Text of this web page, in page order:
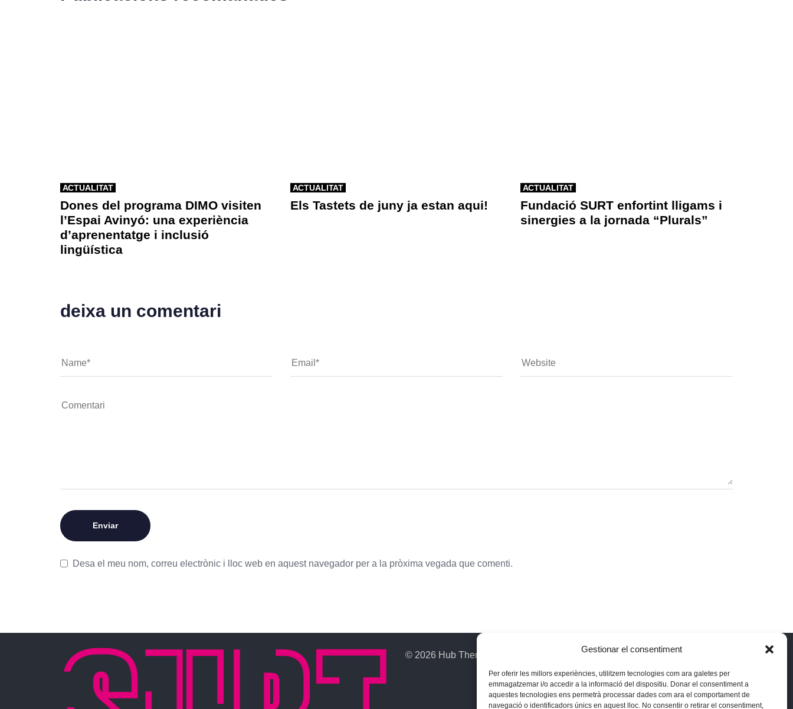
Gestionar el consentiment
Per oferir les millors experiències, utilitzem tecnologies com ara galetes per
emmagatzemar i/o accedir a la informació del dispositiu. Donar el consentiment a
aquestes tecnologies ens permetrà processar dades com ara el comportament de
navegació o identificadors únics en aquest lloc. No consentir o retirar el consentiment,
ACTUALITAT
Dones del programa DIMO visiten
l’Espai Avinyó: una experiència
d’aprenentatge i inclusió
lingüística
ACTUALITAT
Els Tastets de juny ja estan aqui!
ACTUALITAT
Fundació SURT enfortint lligams i
sinergies a la jornada “Plurals”
deixa un comentari
Desa el meu nom, correu electrònic i lloc web en aquest navegador per a la pròxima vegada que comenti.
© 2026 Hub Theme. All rights reserved.